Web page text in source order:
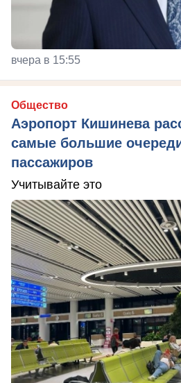
вчера в 15:55
Общество
Аэропорт Кишинева
самые большие
пассажиров
Учитывайте это